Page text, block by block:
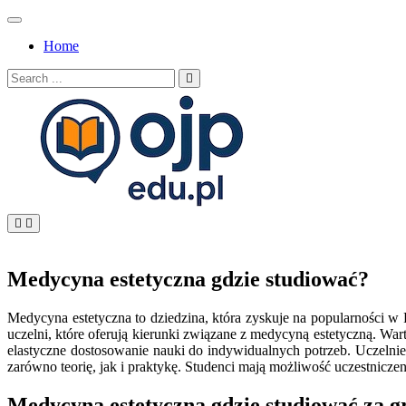
Skip
contentHome
Search
for:
Medycyna estetyczna gdzie studiować?
Medycyna estetyczna to dziedzina, która zyskuje na popularności
uczelni, które oferują kierunki związane z medycyną estetyczną.
elastyczne dostosowanie nauki do indywidualnych potrzeb.
zarówno teorię, jak i praktykę. Studenci mają możliwość